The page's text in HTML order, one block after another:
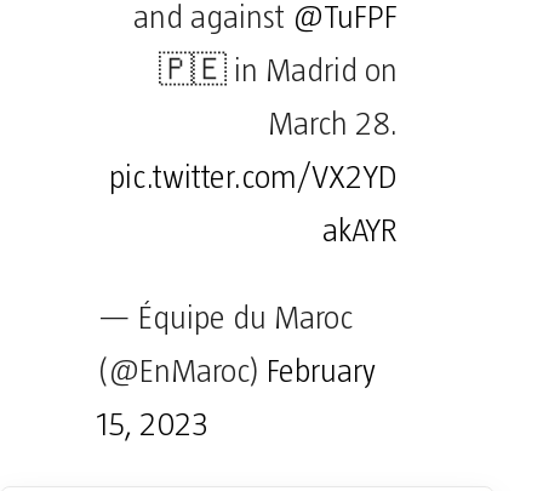
and against @TuFPF
🇵🇪 in Madrid on
March 28.
pic.twitter.com/VX2YD
akAYR
— Équipe du Maroc
(@EnMaroc) February
15, 2023